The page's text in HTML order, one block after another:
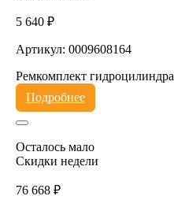
5 640 ₽
Артикул: 0009608164
Ремкомплект гидроцилиндра
Подробнее
Осталось мало
Скидки недели
76 668 ₽